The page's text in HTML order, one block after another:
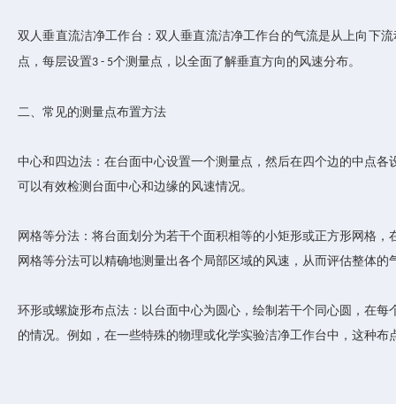
双人垂直流洁净工作台：双人垂直流洁净工作台的气流是从上向下
点，每层设置3 - 5个测量点，以全面了解垂直方向的风速分布。
二、常见的测量点布置方法
中心和四边法：在台面中心设置一个测量点，然后在四个边的中点
可以有效检测台面中心和边缘的风速情况。
网格等分法：将台面划分为若干个面积相等的小矩形或正方形网格
网格等分法可以精确地测量出各个局部区域的风速，从而评估整体的
环形或螺旋形布点法：以台面中心为圆心，绘制若干个同心圆，在
的情况。例如，在一些特殊的物理或化学实验洁净工作台中，这种